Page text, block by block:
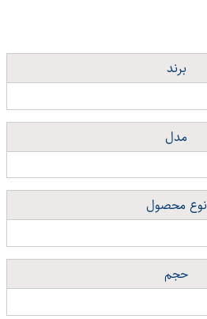
برند
مدل
نوع محصول
حجم